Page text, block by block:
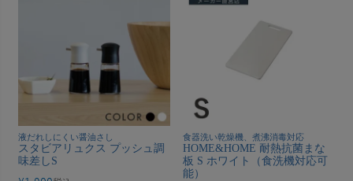
液だれしにくい醤油さし
スタビアリュクス プッシュ調
味差しS
食器洗い乾燥機、煮沸消毒対応
HOME&HOME 耐熱抗菌まな
板 S ホワイト（食洗機対応可
能）